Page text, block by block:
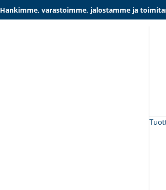
Hankimme, varastoimme, jalostamme ja